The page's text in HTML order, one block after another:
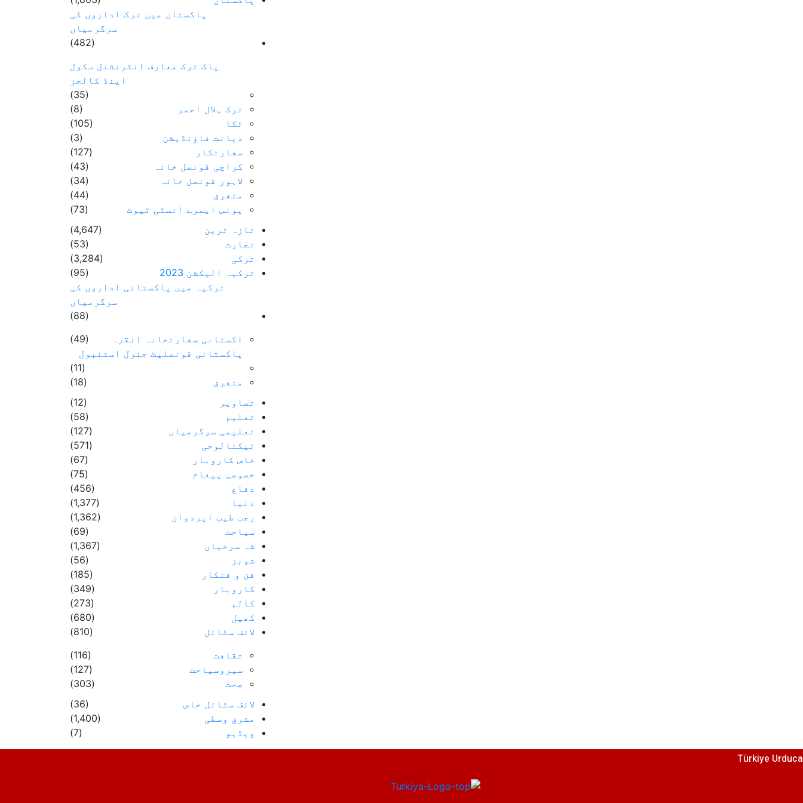
پاکستان میں ترک اداروں کی
سرگرمیاں
(482)
پاک ترک معارف انٹرنشنل سکول
اینڈ کالجز
(35)
ترک ہلال احمر
(8)
ٹکا
(105)
دیانت فاؤنڈیشن
(3)
سفارتکار
(127)
کراچی قونصل خانہ
(43)
لاہور قونصل خانہ
(34)
متفرق
(44)
یونس ایمرے انسٹی ٹیوٹ
(73)
تازہ ترین
(4,647)
تجارت
(53)
ترکی
(3,284)
ترکیہ الیکشن 2023
(95)
ترکیہ میں پاکستانی اداروں کی
سرگرمیاں
(88)
اکستانی سفارتخانہ انقرہ
(49)
پاکستانی قونصلیٹ جنرل استنبول
(11)
متفرق
(18)
تصاویر
(12)
تعلیم
(58)
تعلیمی سرگرمیاں
(127)
ٹیکنالوجی
(571)
خاص کاروبار
(67)
خصوصی پیغام
(75)
دفاع
(456)
دنیا
(1,377)
رجب طیب ایردوان
(1,362)
سیاحت
(69)
شہ سرخیاں
(1,367)
شوبز
(56)
فن و فنکار
(185)
کاروبار
(349)
کالم
(273)
کھیل
(680)
لائف سٹائل
(810)
ثقافت
(116)
سیروسیاحت
(127)
صحت
(303)
لائف سٹائل خاص
(36)
مشرق وسطی
(1,400)
ویڈیو
(7)
Türkiye Urduca